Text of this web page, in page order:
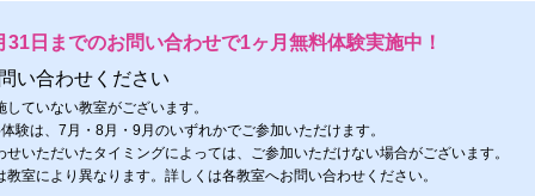
31日までのお問い合わせで1ヶ月無料体験実施中！
い合わせください
していない教室がございます。
験は、7月・8月・9月のいずれかでご参加いただけます。
せいただいたタイミングによっては、ご参加いただけない場合がございます。
教室により異なります。詳しくは各教室へお問い合わせください。